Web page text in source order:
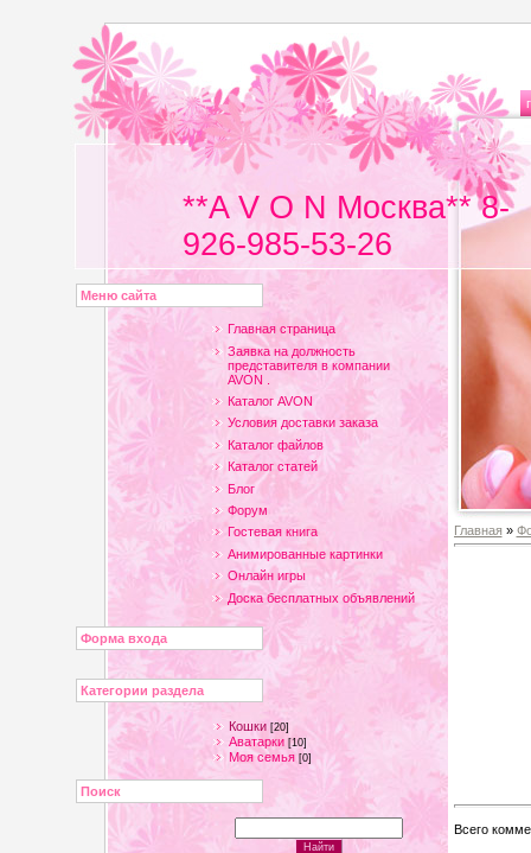
**A V O N Москва** 8-
926-985-53-26
Меню сайта
Главная страница
Заявка на должность
представителя в компании
AVON .
Каталог AVON
Условия доставки заказа
Каталог файлов
Каталог статей
Блог
Форум
Гостевая книга
Анимированные картинки
Онлайн игры
Доска бесплатных объявлений
Форма входа
Категории раздела
Кошки [20]
Аватарки [10]
Моя семья [0]
Поиск
Главная»
Всего